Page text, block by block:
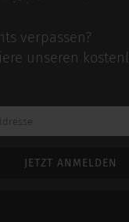
verpassen?
unseren